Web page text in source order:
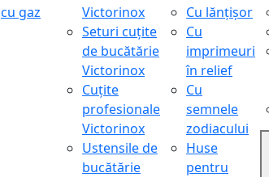
cu gaz
Victorinox
Seturi cuțite
de bucătărie
Victorinox
Cuțite
profesionale
Victorinox
Ustensile de
bucătărie
Cu lănțișor
Cu
imprimeuri
în relief
Cu
semnele
zodiacului
Huse
pentru